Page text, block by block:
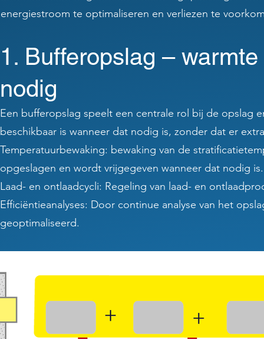
energiestroom te optimaliseren en verliezen te
1. Bufferopslag –
nodig
Een bufferopslag speelt een centrale rol bij de opslag
beschikbaar is wanneer dat nodig is, zonder dat er
Temperatuurbewaking: bewaking van de
opgeslagen en wordt vrijgegeven wanneer dat nodig is.
Laad- en ontlaadcycli: Regeling van laad- en
Efficiëntieanalyses: Door continue analyse van het
geoptimaliseerd.